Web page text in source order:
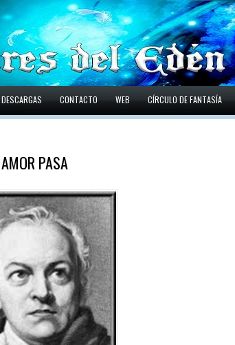
DESCARGAS CONTACTO WEB CÍRCULO DE FANTASÍA
PASA